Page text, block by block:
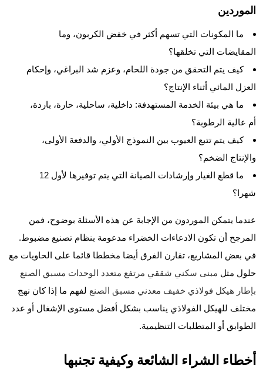
الموردين
ما المكونات التي تسهم أكثر في خفض الكربون، وما
المقايضات التي تخلقها؟
كيف يتم التحقق من جودة اللحام، وعزم شد البراغي، وإحكام
العزل المائي أثناء الإنتاج؟
ما هي بيئة الخدمة المستهدفة: داخلية، ساحلية، حارة، باردة،
أم عالية الرطوبة؟
كيف يتم تتبع العيوب بين النموذج الأولي، والدفعة الأولى،
والإنتاج الضخم؟
ما قطع الغيار وإرشادات الصيانة التي يتم توفيرها لأول 12
شهرا؟
عندما يتمكن الموردون من الإجابة عن هذه الأسئلة بوضوح، فمن
المرجح أن تكون الادعاءات الخضراء مدعومة بنظام تصنيع مضبوط.
في بعض المشاريع، تقارن الفرق أيضا مخططا قائما على الحاويات مع
حلول مثل مبنى سكني شققي مرتفع متعدد الوحدات مسبق الصنع
بإطار هيكل فولاذي خفيف معدني مسبق الصنع لفهم ما إذا كان نهج
مختلف للهيكل الفولاذي يناسب بشكل أفضل مستوى الإشغال أو عدد
الطوابق أو المتطلبات التنظيمية.
أخطاء الشراء الشائعة وكيفية تجنبها